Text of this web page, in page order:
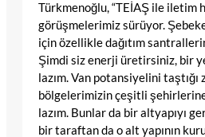
Türkmenoğlu, “TEİAŞ ile iletim
görüşmelerimiz sürüyor.
için özellikle dağıtım
Şimdi siz enerji üretirsiniz, bir
lazım. Van potansiyelini taştığı
bölgelerimizin çeşitli
lazım. Bunlar da bir altyapıyı
bir taraftan da o alt yapının